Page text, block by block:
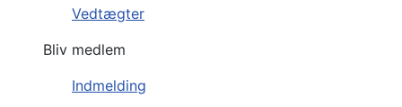
Vedtægter
Bliv medlem
Indmelding